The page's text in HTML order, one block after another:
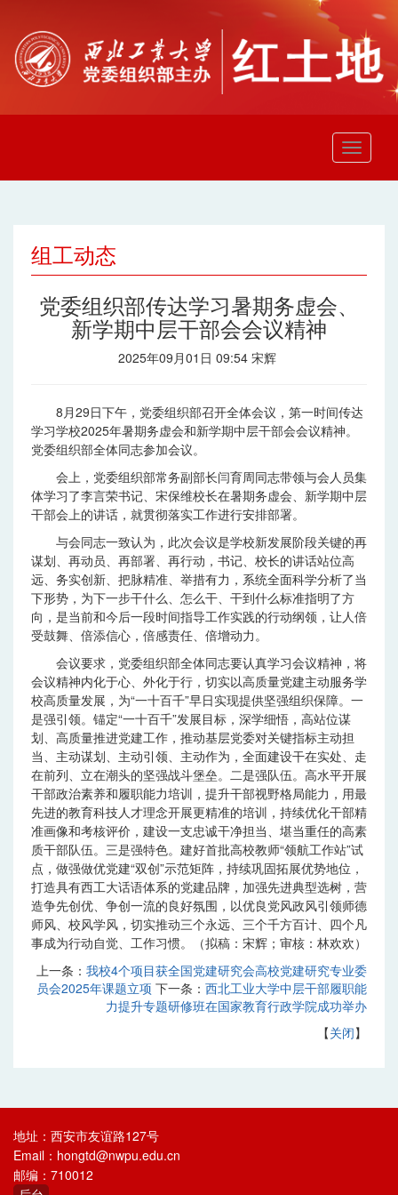
组工动态
党委组织部传达学习暑期务虚会、
新学期中层干部会会议精神
2025年09月01日 09:54 宋辉
8月29日下午，党委组织部召开全体会议，第一时间传达
学习学校2025年暑期务虚会和新学期中层干部会会议精神。
党委组织部全体同志参加会议。
会上，党委组织部常务副部长闫育周同志带领与会人员集
体学习了李言荣书记、宋保维校长在暑期务虚会、新学期中层
干部会上的讲话，就贯彻落实工作进行安排部署。
与会同志一致认为，此次会议是学校新发展阶段关键的再
谋划、再动员、再部署、再行动，书记、校长的讲话站位高
远、务实创新、把脉精准、举措有力，系统全面科学分析了当
下形势，为下一步干什么、怎么干、干到什么标准指明了方
向，是当前和今后一段时间指导工作实践的行动纲领，让人倍
受鼓舞、倍添信心，倍感责任、倍增动力。
会议要求，党委组织部全体同志要认真学习会议精神，将
会议精神内化于心、外化于行，切实以高质量党建主动服务学
校高质量发展，为“一十百千”早日实现提供坚强组织保障。一
是强引领。锚定“一十百千”发展目标，深学细悟，高站位谋
划、高质量推进党建工作，推动基层党委对关键指标主动担
当、主动谋划、主动引领、主动作为，全面建设干在实处、走
在前列、立在潮头的坚强战斗堡垒。二是强队伍。高水平开展
干部政治素养和履职能力培训，提升干部视野格局能力，用最
先进的教育科技人才理念开展更精准的培训，持续优化干部精
准画像和考核评价，建设一支忠诚干净担当、堪当重任的高素
质干部队伍。三是强特色。建好首批高校教师“领航工作站”试
点，做强做优党建“双创”示范矩阵，持续巩固拓展优势地位，
打造具有西工大话语体系的党建品牌，加强先进典型选树，营
造争先创优、争创一流的良好氛围，以优良党风政风引领师德
师风、校风学风，切实推动三个永远、三个千方百计、四个凡
事成为行动自觉、工作习惯。（拟稿：宋辉；审核：林欢欢）
上一条： 我校4个项目获全国党建研究会高校党建研究专业委
员会2025年课题立项 下一条： 西北工业大学中层干部履职能
力提升专题研修班在国家教育行政学院成功举办
【关闭】
地址：西安市友谊路127号
Email：hongtd@nwpu.edu.cn
邮编：710012